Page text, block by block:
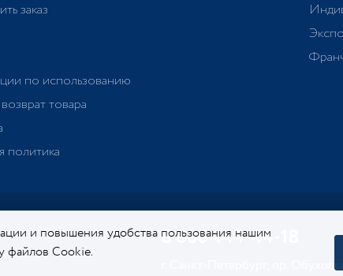
заказ
по использованию
товара
политика
8 800 444-44-18
г. Санкт-Петербург, пр.
и повышения удобства пользования нашим
файлов Cookie.